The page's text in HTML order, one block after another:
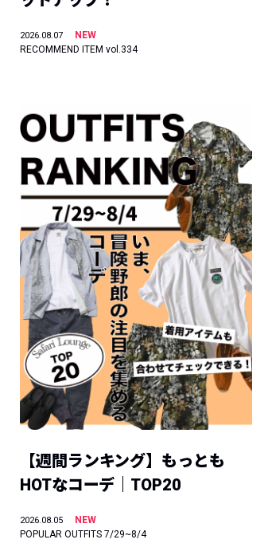
2026.08.07
NEW
RECOMMEND ITEM vol.334
【週間ランキング】もっとも
HOTなコーデ｜TOP20
2026.08.05
NEW
POPULAR OUTFITS 7/29~8/4